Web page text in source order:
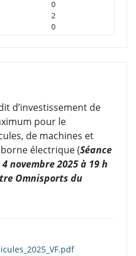
0
2
0
d’investissement de
pour le
de machines et
électrique (Séance
novembre 2025 à 19 h
Omnisports du